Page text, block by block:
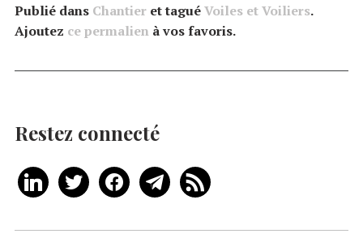
Publié dans Chantier et taguéVoiles et Voiliers.
Ajoutez ce permalien à vos favoris.
Restez connecté